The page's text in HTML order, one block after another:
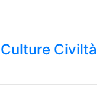
Civiltà